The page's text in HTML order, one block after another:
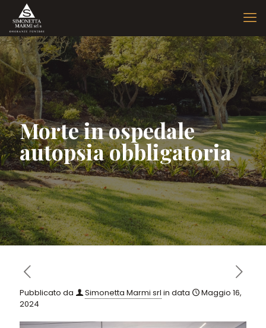
Morte in ospedale
autopsia obbligatoria
Pubblicato da Simonetta Marmi srl in data
Maggio 16,
2024